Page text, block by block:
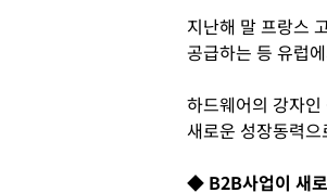
지난해 말 프랑스
공급하는 등 유럽
하드웨어의 강자
새로운 성장동력
◆ B2B사업이 새